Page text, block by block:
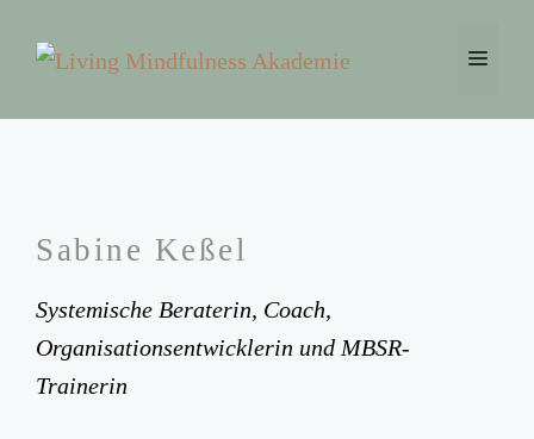
Inhalt
Menü
Sabine Keßel
Systemische Beraterin, Coach,
Organisationsentwicklerin und MBSR-
Trainerin